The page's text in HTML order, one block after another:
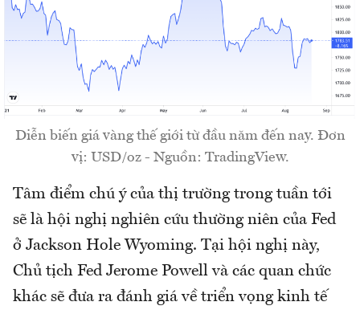
Diễn biến giá vàng thế giới từ đầu năm đến nay. Đơn
vị: USD/oz - Nguồn: TradingView.
Tâm điểm chú ý của thị trường trong tuần tới
sẽ là hội nghị nghiên cứu thường niên của Fed
ở Jackson Hole Wyoming. Tại hội nghị này,
Chủ tịch Fed Jerome Powell và các quan chức
khác sẽ đưa ra đánh giá về triển vọng kinh tế